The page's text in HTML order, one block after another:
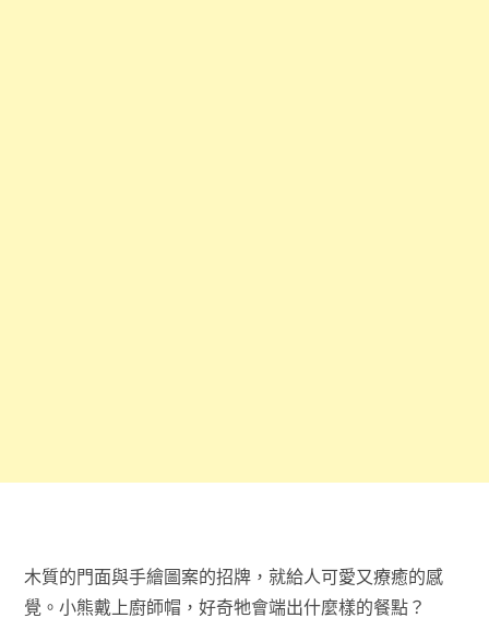
木質的門面與手繪圖案的招牌，就給人可愛又療癒的感
覺。小熊戴上廚師帽，好奇牠會端出什麼樣的餐點？